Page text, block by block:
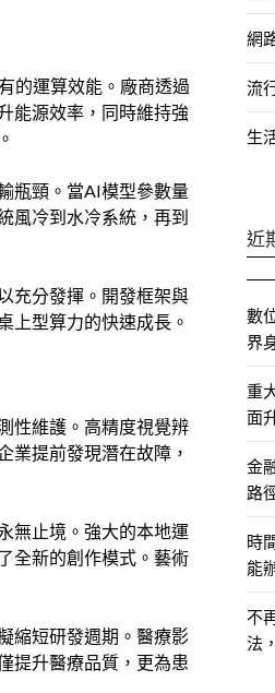
的運算效能。廠商透過
能源效率，同時維持強
瓶頸。當AI模型參數量
風冷到水冷系統，再到
充分發揮。開發框架與
上型算力的快速成長。
性維護。高精度視覺辨
業提前發現潛在故障，
無止境。強大的本地運
全新的創作模式。藝術
縮短研發週期。醫療影
提升醫療品質，更為患
網
流
生
近
數
界
重
面
金
路
時
能
不
法